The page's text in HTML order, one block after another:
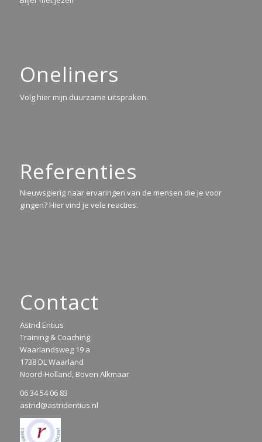
Oneliners
Volg hier mijn duurzame uitspraken.
Referenties
Nieuwsgierig naar ervaringen van de mensen die je voor
gingen? Hier vind je vele reacties.
Contact
Astrid Entius
Training & Coaching
Waarlandsweg 19 a
1738 DL Waarland
Noord-Holland, Boven Alkmaar
06 34 54 06 83
astrid@astridentius.nl